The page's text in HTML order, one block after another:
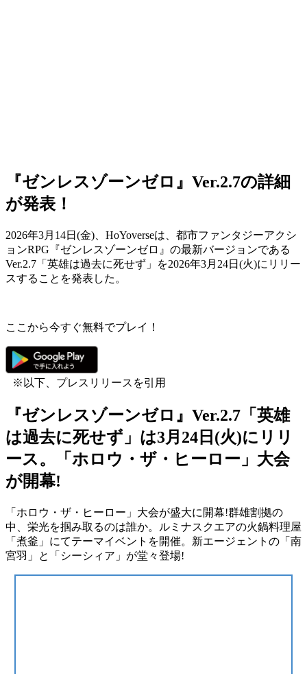
『ゼンレスゾーンゼロ』Ver.2.7の詳細
が発表！
2026年3月14日(金)、HoYoverseは、都市ファンタジーアクシ
ョンRPG『ゼンレスゾーンゼロ』の最新バージョンである
Ver.2.7「英雄は過去に死せず」を2026年3月24日(火)にリリー
スすることを発表した。
ここから今すぐ無料でプレイ！
※以下、プレスリリースを引用
『ゼンレスゾーンゼロ』Ver.2.7「英雄
は過去に死せず」は3月24日(火)にリリ
ース。「ホロウ・ザ・ヒーロー」大会
が開幕!
「ホロウ・ザ・ヒーロー」大会が盛大に開幕!群雄割拠の
中、栄光を掴み取るのは誰か。ルミナスクエアの火鍋料理屋
「煮釜」にてテーマイベントを開催。新エージェントの「南
宮羽」と「シーシィア」が堂々登場!